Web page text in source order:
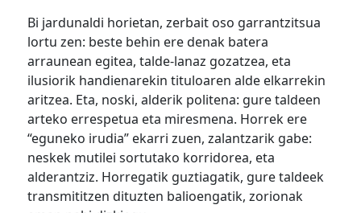
Bi jardunaldi horietan, zerbait oso garrantzitsua
lortu zen: beste behin ere denak batera
arraunean egitea, talde-lanaz gozatzea, eta
ilusiorik handienarekin tituloaren alde elkarrekin
aritzea. Eta, noski, alderik politena: gure taldeen
arteko errespetua eta miresmena. Horrek ere
“eguneko irudia” ekarri zuen, zalantzarik gabe:
neskek mutilei sortutako korridorea, eta
alderantziz. Horregatik guztiagatik, gure taldeek
transmititzen dituzten balioengatik, zorionak